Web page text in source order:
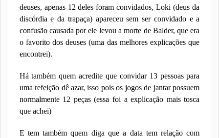
deuses, apenas 12 deles foram convidados, Loki (deus da
discórdia e da trapaça) apareceu sem ser convidado e a
confusão causada por ele levou a morte de Balder, que era
o favorito dos deuses (uma das melhores explicações que
encontrei).
Há também quem acredite que convidar 13 pessoas para
uma refeição dê azar, isso pois os jogos de jantar possuem
normalmente 12 peças (essa foi a explicação mais tosca
que achei)
E tem também quem diga que a data tem relação com